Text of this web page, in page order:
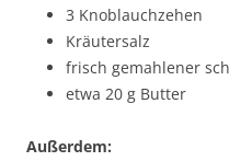
3 Knoblauchzehen
Kräutersalz
frisch gemahlener
etwa 20 g Butter
Außerdem: